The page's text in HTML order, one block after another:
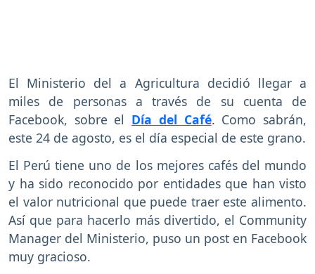
El Ministerio del a Agricultura decidió llegar a
miles de personas a través de su cuenta de
Facebook, sobre el Día del Café. Como sabrán,
este 24 de agosto, es el día especial de este grano.
El Perú tiene uno de los mejores cafés del mundo
y ha sido reconocido por entidades que han visto
el valor nutricional que puede traer este alimento.
Así que para hacerlo más divertido, el Community
Manager del Ministerio, puso un post en Facebook
muy gracioso.